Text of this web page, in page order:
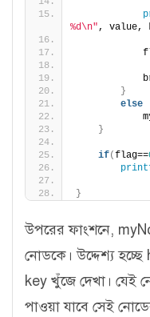
%d\n", value,
}
else
}
if(flag==
}
উপরের ফাংশনে,
নোডকে। উদ্দেশ্য
key খুঁজে দেখা। যেই
পাওয়া যাবে সেই